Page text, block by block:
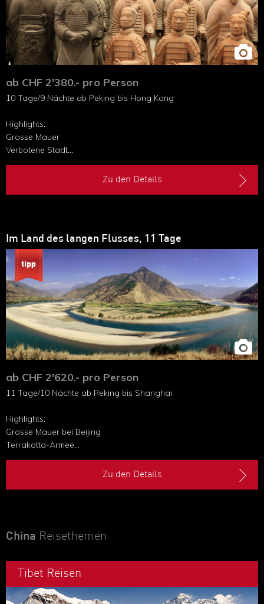
ab CHF 2'380.- pro Person
10 Tage/9 Nächte ab Peking bis Hong Kong
Highlights:
Grosse Mauer
Verbotene Stadt
Terrakotta-Armee
Zu den Details
Im Land des langen Flusses, 11 Tage
ab CHF 2'620.- pro Person
11 Tage/10 Nächte ab Peking bis Shanghai
Highlights:
Grosse Mauer bei Beijing
Terrakotta-Armee
Yangtze-Flussfahrt
Drei-Schluchten-StaudammZu den Details
China Reisethemen
Tibet Reisen